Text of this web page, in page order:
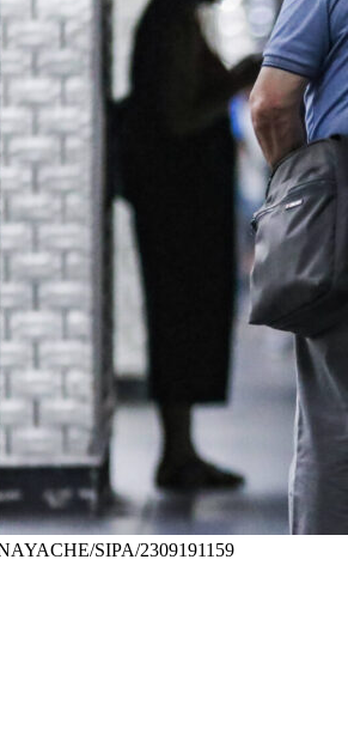
SIPA/2309191159